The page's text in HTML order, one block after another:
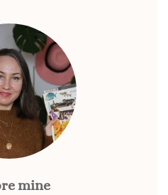
mine